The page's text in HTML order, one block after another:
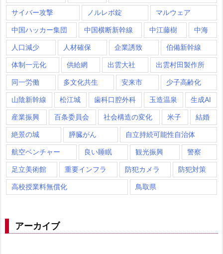
サイバー攻撃 ノルレボ錠 マルウェア
中国ハッカー集団 中国横断新幹線 中江藤樹 中海
人口減少 人材確保 企業誘致 伯備新幹線
体制一元化 供給網 出雲大社 出雲村田製作所
同一労働 多文化共生 安来市 少子高齢化
山陰新幹線 松江城 歯科口腔外科 玉造温泉 生成AI
産業振興 百条委員会 社会構造の変化 米子 結婚
絶景の城 膵臓がん 自立持続可能性自治体
航空ベンチャー 良い睡眠 観光振興 警察
足立美術館 重要インフラ 防犯カメラ 防犯対策
高校授業料無償化 鳥取県
アーカイブ